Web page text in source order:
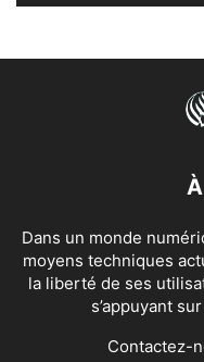
Dans un monde
moyens techniques
la liberté de ses
s’appuyant
Contactez-